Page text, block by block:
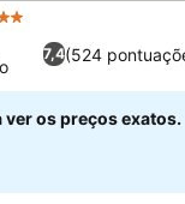
7,4(524
ver os preços exatos.